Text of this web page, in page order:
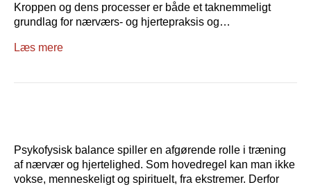
Kroppen og dens processer er både et taknemmeligt
grundlag for nærværs- og hjertepraksis og…
Læs mere
Psykofysisk balance spiller en afgørende rolle i træning
af nærvær og hjertelighed. Som hovedregel kan man ikke
vokse, menneskeligt og spirituelt, fra ekstremer. Derfor